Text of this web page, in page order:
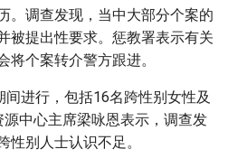
。调查发现，当中大部分个案的
被提出性要求。惩教署表示有关
将个案转介警方跟进。
进行，包括16名跨性别女性及
中心主席梁咏恩表示，调查发
性别人士认识不足。